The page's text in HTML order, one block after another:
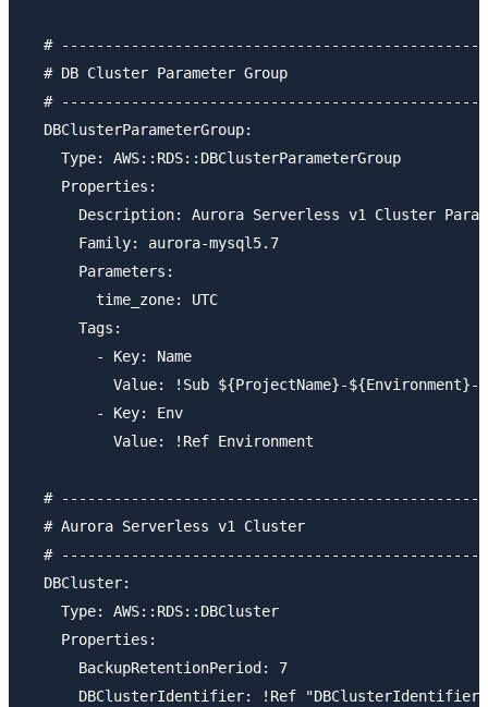
#
  # DB Cluster Parameter Group
#
  DBClusterParameterGroup:
    Type: AWS::RDS::DBClusterParameterGroup
    Properties:
Description: Aurora Serverless v1 Cluster
      Family: aurora-mysql5.7
      Parameters:
        time_zone: UTC
      Tags:
        - Key: Name
Value: !Sub ${ProjectName}-${Environment}-
        - Key: Env
          Value: !Ref Environment
#
  # Aurora Serverless v1 Cluster
#
  DBCluster:
    Type: AWS::RDS::DBCluster
    Properties:
      BackupRetentionPeriod: 7
      DBClusterIdentifier: !Ref "DBClusterIdentifier"